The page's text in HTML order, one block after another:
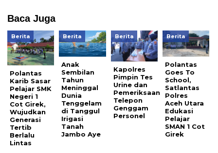
Baca Juga
Berita
Polantas
Karib Sasar
Pelajar SMK
Negeri 1
Cot Girek,
Wujudkan
Generasi
Tertib
Berlalu
Lintas
Berita
Anak
Sembilan
Tahun
Meninggal
Dunia
Tenggelam
di Tanggul
Irigasi
Tanah
Jambo Aye
Berita
Kapolres
Pimpin Tes
Urine dan
Pemeriksaan
Telepon
Genggam
Personel
Berita
Polantas
Goes To
School,
Satlantas
Polres
Aceh Utara
Edukasi
Pelajar
SMAN 1 Cot
Girek